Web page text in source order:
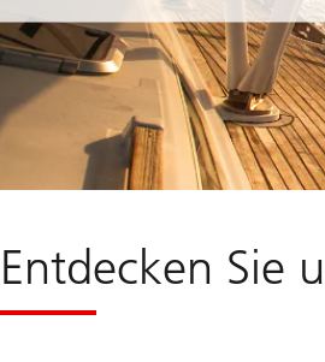
Entdecken Sie